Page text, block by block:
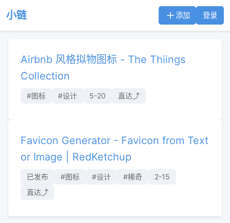
小链 添加 登录
Airbnb 风格拟物图标 - The Thiings
Collection
#图标 #设计 5-20 直达⤴︎
Favicon Generator - Favicon from Text
or Image | RedKetchup
已发布 #图标 #设计 #稀奇
2-15
直达⤴︎